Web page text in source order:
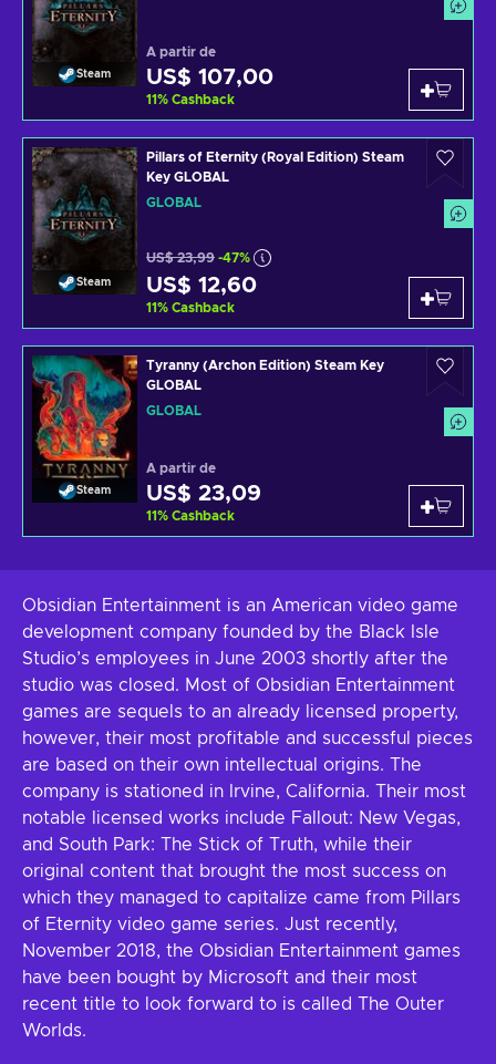
Steam
A partir de
US$ 107,00
11% Cashback
Steam
Pillars of Eternity (Royal Edition) Steam
Key GLOBAL
GLOBAL
US$ 23,99 -47%
US$ 12,60
11% Cashback
Steam
Tyranny (Archon Edition) Steam Key
GLOBAL
GLOBAL
A partir de
US$ 23,09
11% Cashback
Obsidian Entertainment is an American video game
development company founded by the Black Isle
Studio’s employees in June 2003 shortly after the
studio was closed. Most of Obsidian Entertainment
games are sequels to an already licensed property,
however, their most profitable and successful pieces
are based on their own intellectual origins. The
company is stationed in Irvine, California. Their most
notable licensed works include Fallout: New Vegas,
and South Park: The Stick of Truth, while their
original content that brought the most success on
which they managed to capitalize came from Pillars
of Eternity video game series. Just recently,
November 2018, the Obsidian Entertainment games
have been bought by Microsoft and their most
recent title to look forward to is called The Outer
Worlds.